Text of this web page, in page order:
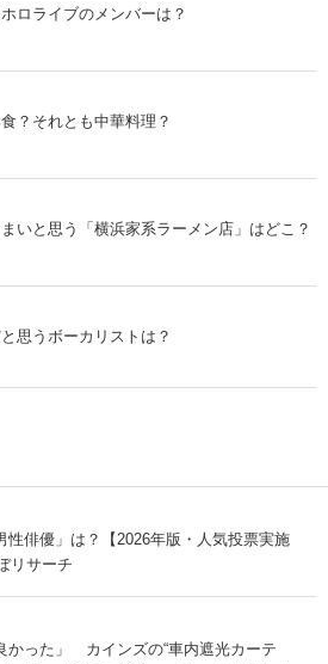
ロライブのメンバーは？
？それとも中華料理？
いと思う「横浜家系ラーメン店」はどこ？
思うボーカリストは？
性俳優」は？【2026年版・人気投票実施
リサーチ
かった」 カインズの“車内遮光カーテ